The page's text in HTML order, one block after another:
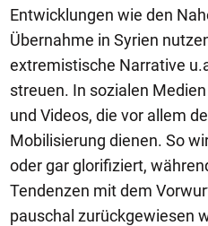
Entwicklungen wie den
Übernahme in Syrien
extremistische Narrative
streuen. In sozialen
und Videos, die vor allem
Mobilisierung dienen. So
oder gar glorifiziert,
Tendenzen mit dem
pauschal zurückgewiesen